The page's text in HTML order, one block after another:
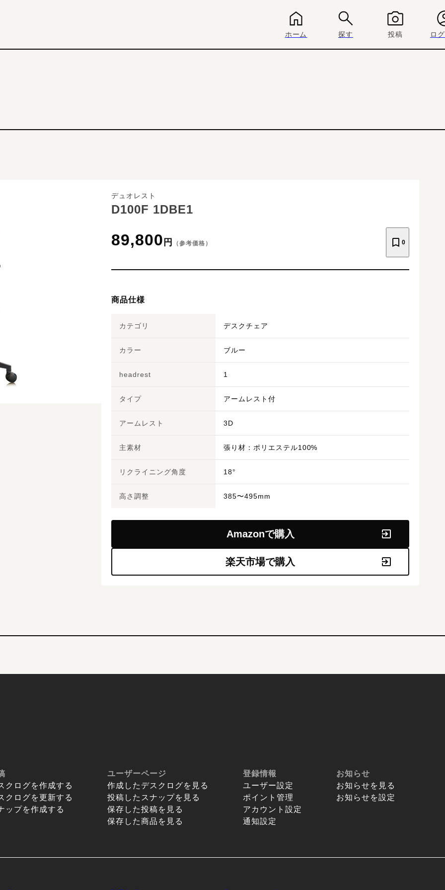
ホーム 探す 投稿 ロ
デュオレスト
D100F 1DBE1
89,800 円 （参考価格） 0
商品仕様
カテゴリ デスクチェア
カラー ブルー
headrest 1
タイプ アームレスト付
アームレスト 3D
主素材 張り材：ポリエステル100%
リクライニング角度 18°
高さ調整 385〜495mm
Amazonで購入
楽天市場で購入
クログを作成する
クログを更新する
ップを作成する
ユーザーページ
作成したデスクログを見る
投稿したスナップを見る
保存した投稿を見る
保存した商品を見る
登録情報
ユーザー設定
ポイント管理
アカウント設定
通知設定
お知らせ
お知らせを見る
お知らせを設定